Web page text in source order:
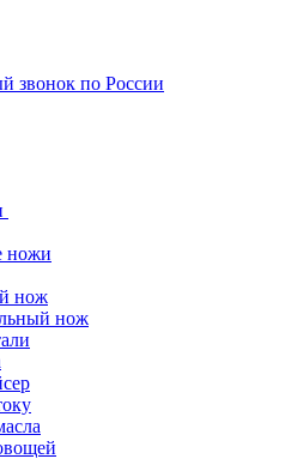
звонок по России
ножи
нож
нож